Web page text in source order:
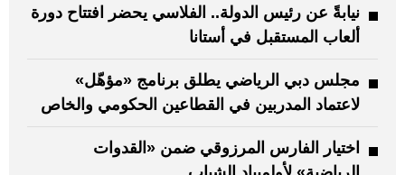
نيابةً عن رئيس الدولة.. الفلاسي يحضر افتتاح دورة
ألعاب المستقبل في أستانا
مجلس دبي الرياضي يطلق برنامج «مؤهّل»
لاعتماد المدربين في القطاعين الحكومي والخاص
اختيار الفارس المرزوقي ضمن «القدوات